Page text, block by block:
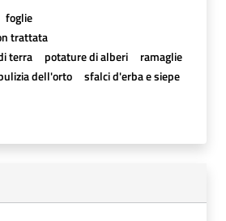
foglie
trattata
terra
potature di alberi
ramaglie
dell'orto
sfalci d'erba e siepe